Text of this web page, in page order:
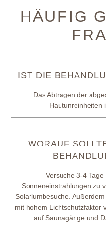
HÄUFIG
IST DIE
Das Abtragen der
Hautunreinheiten
WORAUF
Versuche 3-4
Sonneneinstrahlungen zu
Solariumbesuche.
mit hohem Lichtschutzfaktor
auf Saunagänge und